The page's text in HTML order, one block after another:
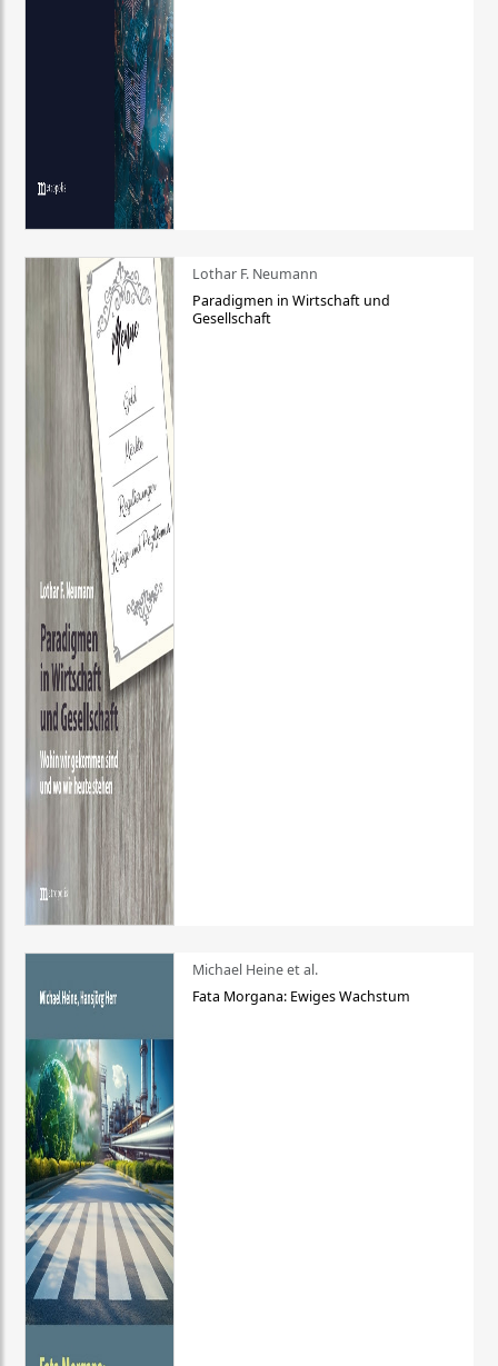
Lothar F. Neumann
Paradigmen in Wirtschaft und
Gesellschaft
Michael Heine et al.
Fata Morgana: Ewiges Wachstum